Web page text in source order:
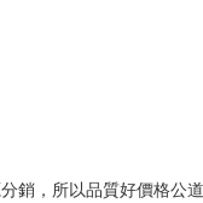
銷，所以品質好價格公道